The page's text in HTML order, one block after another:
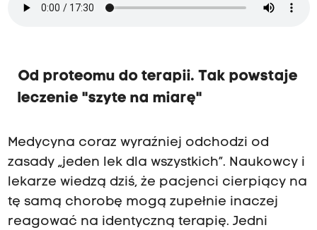
Od proteomu do terapii. Tak powstaje
leczenie "szyte na miarę"
Medycyna coraz wyraźniej odchodzi od
zasady „jeden lek dla wszystkich”. Naukowcy i
lekarze wiedzą dziś, że pacjenci cierpiący na
tę samą chorobę mogą zupełnie inaczej
reagować na identyczną terapię. Jedni